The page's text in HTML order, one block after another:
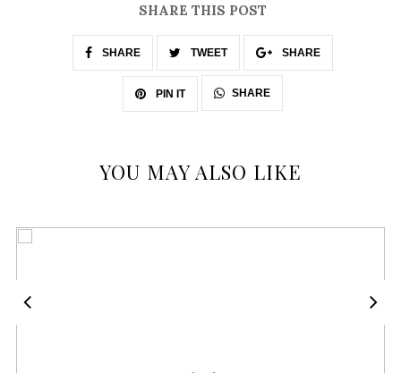
SHARE THIS POST
SHARE TWEET SHARE
PIN IT SHARE
YOU MAY ALSO LIKE